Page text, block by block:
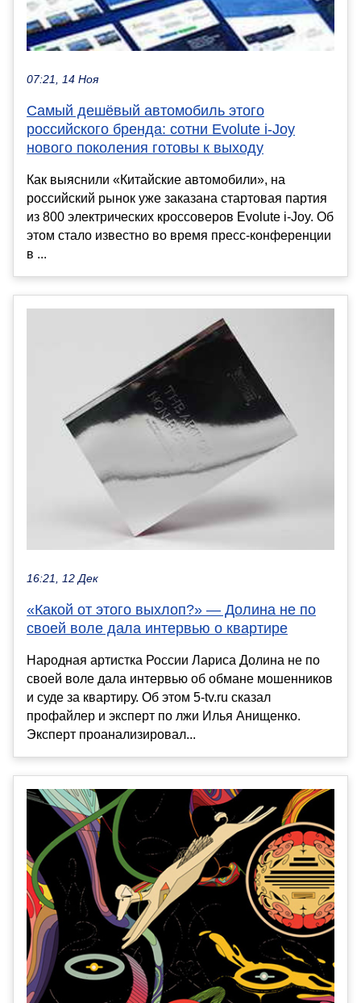
07:21, 14 Ноя
Самый дешёвый автомобиль этого
российского бренда: сотни Evolute i-Joy
нового поколения готовы к выходу
Как выяснили «Китайские автомобили», на
российский рынок уже заказана стартовая партия
из 800 электрических кроссоверов Evolute i-Joy. Об
этом стало известно во время пресс-конференции
в ...
16:21, 12 Дек
«Какой от этого выхлоп?» — Долина не по
своей воле дала интервью о квартире
Народная артистка России Лариса Долина не по
своей воле дала интервью об обмане мошенников
и суде за квартиру. Об этом 5-tv.ru сказал
профайлер и эксперт по лжи Илья Анищенко.
Эксперт проанализировал...